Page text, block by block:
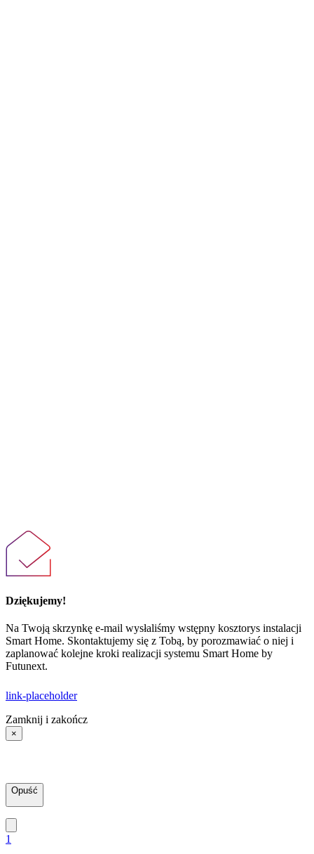
Dziękujemy!
Na Twoją skrzynkę e-mail wysłaliśmy wstępny kosztorys instalacji
Smart Home. Skontaktujemy się z Tobą, by porozmawiać o niej i
zaplanować kolejne kroki realizacji systemu Smart Home by
Futunext.
link-placeholder
Zamknij i zakończ
×
Opuść
1